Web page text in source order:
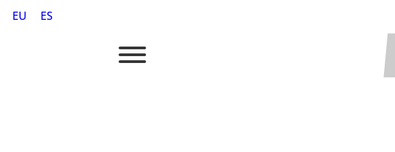
EU ES